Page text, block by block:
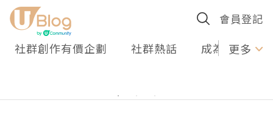
會員登記
社群創作有價企劃 社群熱話 成為U更多